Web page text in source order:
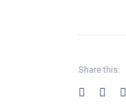
Share this: